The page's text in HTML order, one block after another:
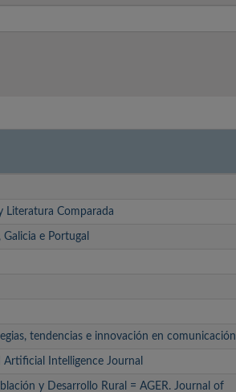
Literatura Comparada
e Portugal
tendencias e innovación en comunicación
Intelligence Journal
y Desarrollo Rural = AGER. Journal of